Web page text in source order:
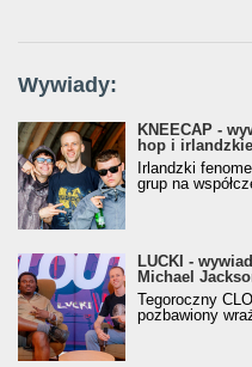
Wywiady:
KNEECAP -
hop i
Irlandzki
grup na
LUCKI -
Michael
Tegoroczny
pozbawiony